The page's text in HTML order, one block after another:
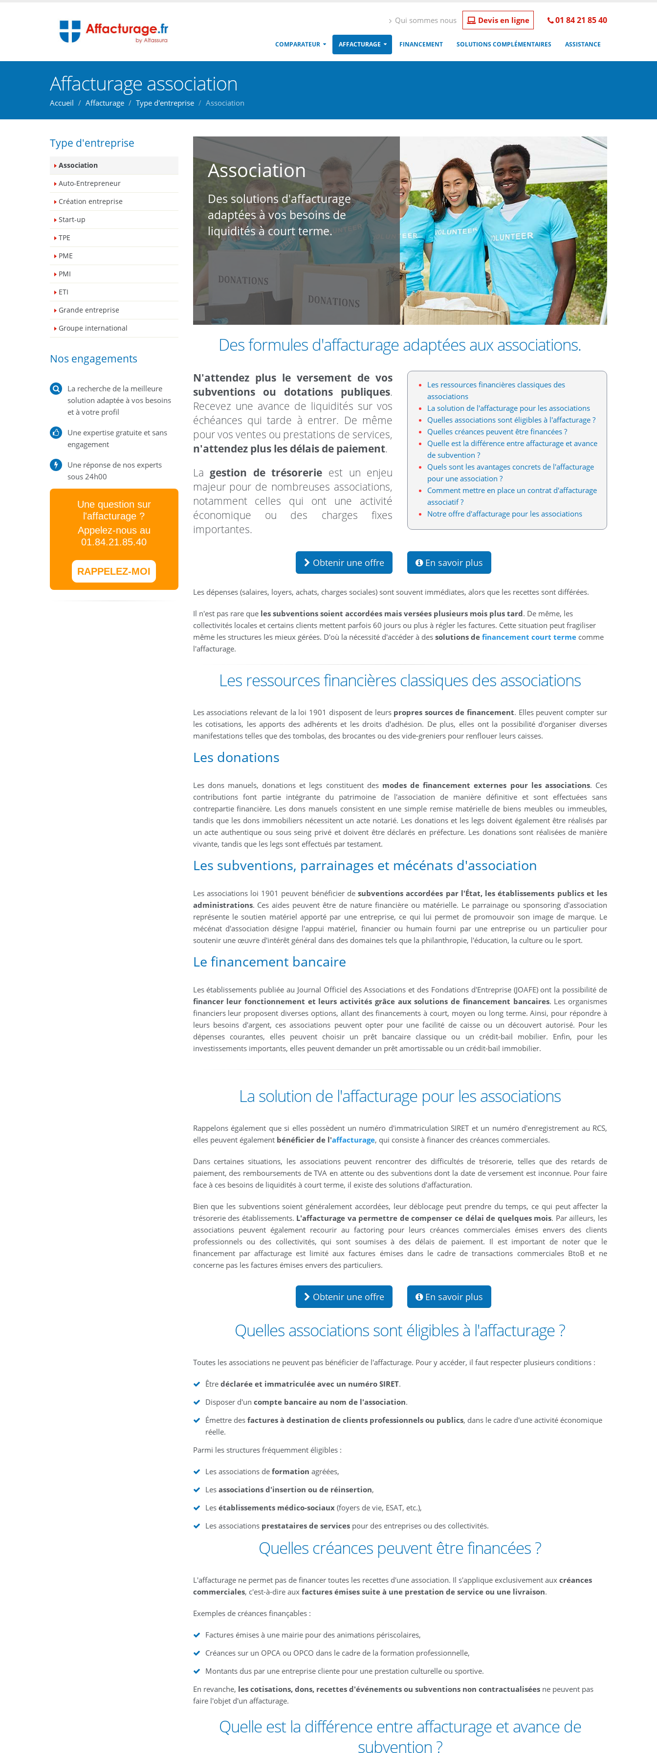
Qui sommes nous Devis en ligne 01 84 21 85 40
COMPARATEUR AFFACTURAGE FINANCEMENT SOLUTIONS COMPLÉMENTAIRES ASSISTANCE
Affacturage association
Accueil Affacturage Type d'entreprise Association
Type d'entreprise
Association
Auto-Entrepreneur
Création entreprise
Start-up
TPE
PME
PMI
ETI
Grande entreprise
Groupe international
Nos engagements
La recherche de la meilleure
solution adaptée à vos besoins
et à votre profil
Une expertise gratuite et sans
engagement
Une réponse de nos experts
sous 24h00
Une question sur
l'affacturage ?
Appelez-nous au
01.84.21.85.40
RAPPELEZ-MOI
Association
Des solutions d'affacturage
adaptées à vos besoins de
liquidités à court terme.
Des formules d'affacturage adaptées aux associations.
N'attendez plus le versement de vos
subventions ou dotations publiques.
Recevez une avance de liquidités sur vos
échéances qui tarde à entrer. De même
pour vos ventes ou prestations de services,
n'attendez plus les délais de paiement.
La gestion de trésorerie est un enjeu
majeur pour de nombreuses associations,
notamment celles qui ont une activité
économique ou des charges fixes
importantes.
Les ressources financières classiques des
associations
La solution de l'affacturage pour les associations
Quelles associations sont éligibles à l'affacturage ?
Quelles créances peuvent être financées ?
Quelle est la différence entre affacturage et avance
de subvention ?
Quels sont les avantages concrets de l'affacturage
pour une association ?
Comment mettre en place un contrat d'affacturage
associatif ?
Notre offre d'affacturage pour les associations
Obtenir une offre En savoir plus
Les dépenses (salaires, loyers, achats, charges sociales) sont souvent immédiates, alors que les recettes sont différées.
Il n'est pas rare que les subventions soient accordées mais versées plusieurs mois plus tard. De même, les
collectivités locales et certains clients mettent parfois 60 jours ou plus à régler les factures. Cette situation peut fragiliser
même les structures les mieux gérées. D'où la nécessité d'accéder à des solutions de financement court termecomme
l'affacturage.
Les ressources financières classiques des associations
Les associations relevant de la loi 1901 disposent de leurs propres sources de financement. Elles peuvent compter sur
les cotisations, les apports des adhérents et les droits d'adhésion. De plus, elles ont la possibilité d'organiser diverses
manifestations telles que des tombolas, des brocantes ou des vide-greniers pour renflouer leurs caisses.
Les donations
Les dons manuels, donations et legs constituent des modes de financement externes pour les associations. Ces
contributions font partie intégrante du patrimoine de l'association de manière définitive et sont effectuées sans
contrepartie financière. Les dons manuels consistent en une simple remise matérielle de biens meubles ou immeubles,
tandis que les dons immobiliers nécessitent un acte notarié. Les donations et les legs doivent également être réalisés par
un acte authentique ou sous seing privé et doivent être déclarés en préfecture. Les donations sont réalisées de manière
vivante, tandis que les legs sont effectués par testament.
Les subventions, parrainages et mécénats d'association
Les associations loi 1901 peuvent bénéficier desubventions accordées par l'État, les établissements publics et les
administrations. Ces aides peuvent être de nature financière ou matérielle. Le parrainage ou sponsoring d'association
représente le soutien matériel apporté par une entreprise, ce qui lui permet de promouvoir son image de marque. Le
mécénat d'association désigne l'appui matériel, financier ou humain fourni par une entreprise ou un particulier pour
soutenir une œuvre d'intérêt général dans des domaines tels que la philanthropie, l'éducation, la culture ou le sport.
Le financement bancaire
Les établissements publiée au Journal Officiel des Associations et des Fondations d'Entreprise (JOAFE) ont la possibilité de
financer leur fonctionnement et leurs activités grâce aux solutions de financement bancaires. Les organismes
financiers leur proposent diverses options, allant des financements à court, moyen ou long terme. Ainsi, pour répondre à
leurs besoins d'argent, ces associations peuvent opter pour une facilité de caisse ou un découvert autorisé. Pour les
dépenses courantes, elles peuvent choisir un prêt bancaire classique ou un crédit-bail mobilier. Enfin, pour les
investissements importants, elles peuvent demander un prêt amortissable ou un crédit-bail immobilier.
La solution de l'affacturage pour les associations
Rappelons également que si elles possèdent un numéro d'immatriculation SIRET et un numéro d'enregistrement au RCS,
elles peuvent également bénéficier de l'affacturage, qui consiste à financer des créances commerciales.
Dans certaines situations, les associations peuvent rencontrer des difficultés de trésorerie, telles que des retards de
paiement, des remboursements de TVA en attente ou des subventions dont la date de versement est inconnue. Pour faire
face à ces besoins de liquidités à court terme, il existe des solutions d'affacturation.
Bien que les subventions soient généralement accordées, leur déblocage peut prendre du temps, ce qui peut affecter la
trésorerie des établissements. L'affacturage va permettre de compenser ce délai de quelques mois. Par ailleurs, les
associations peuvent également recourir au factoring pour leurs créances commerciales émises envers des clients
professionnels ou des collectivités, qui sont soumises à des délais de paiement. Il est important de noter que le
financement par affacturage est limité aux factures émises dans le cadre de transactions commerciales BtoB et ne
concerne pas les factures émises envers des particuliers.
Obtenir une offre En savoir plus
Quelles associations sont éligibles à l'affacturage ?
Toutes les associations ne peuvent pas bénéficier de l'affacturage. Pour y accéder, il faut respecter plusieurs conditions :
Être déclarée et immatriculée avec un numéro SIRET.
Disposer d'un compte bancaire au nom de l'association.
Émettre des factures à destination de clients professionnels ou publics, dans le cadre d'une activité économique
réelle.
Parmi les structures fréquemment éligibles :
Les associations de formation agréées,
Les associations d'insertion ou de réinsertion,
Les établissements médico-sociaux(foyers de vie, ESAT, etc.),
Les associations prestataires de servicespour des entreprises ou des collectivités.
Quelles créances peuvent être financées ?
L'affacturage ne permet pas de financer toutes les recettes d'une association. Il s'applique exclusivement aux créances
commerciales, c'est-à-dire aux factures émises suite à une prestation de service ou une livraison.
Exemples de créances finançables :
Factures émises à une mairie pour des animations périscolaires,
Créances sur un OPCA ou OPCO dans le cadre de la formation professionnelle,
Montants dus par une entreprise cliente pour une prestation culturelle ou sportive.
En revanche, les cotisations, dons, recettes d'événements ou subventions non contractualiséesne peuvent pas
faire l'objet d'un affacturage.
Quelle est la différence entre affacturage et avance de
subvention ?